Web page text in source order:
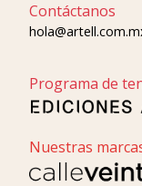
Contáctanos
Programa de
Nuestras